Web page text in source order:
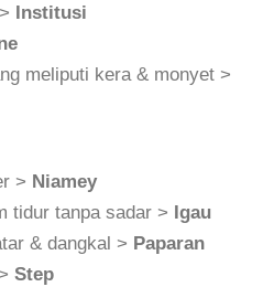
Institusi
meliputi kera & monyet >
> Niamey
tidur tanpa sadar > Igau
& dangkal > Paparan
Step